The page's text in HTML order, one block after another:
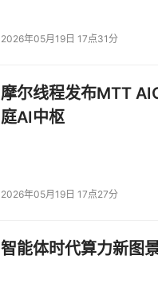
2026年05月19日 17点31分
摩尔线程发布MTT
庭AI中枢
2026年05月19日 17点27分
智能体时代算力新图